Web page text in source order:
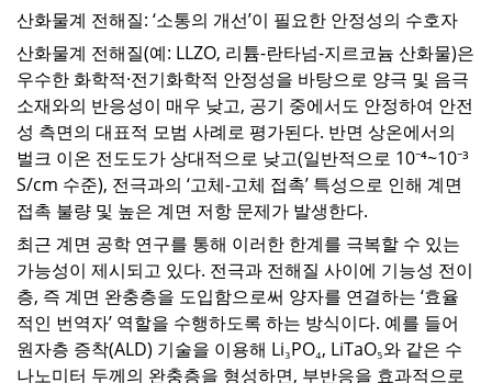
산화물계 전해질: ‘소통의 개선’이 필요한 안정성의 수호자
산화물계 전해질(예: LLZO, 리튬-란타넘-지르코늄 산화물)은
우수한 화학적·전기화학적 안정성을 바탕으로 양극 및 음극
소재와의 반응성이 매우 낮고, 공기 중에서도 안정하여 안전
성 측면의 대표적 모범 사례로 평가된다. 반면 상온에서의
벌크 이온 전도도가 상대적으로 낮고(일반적으로 10⁻⁴~10⁻³
S/cm 수준), 전극과의 ‘고체-고체 접촉’ 특성으로 인해 계면
접촉 불량 및 높은 계면 저항 문제가 발생한다.
최근 계면 공학 연구를 통해 이러한 한계를 극복할 수 있는
가능성이 제시되고 있다. 전극과 전해질 사이에 기능성 전이
층, 즉 계면 완충층을 도입함으로써 양자를 연결하는 ‘효율
적인 번역자’ 역할을 수행하도록 하는 방식이다. 예를 들어
원자층 증착(ALD) 기술을 이용해 Li₃PO₄, LiTaO₅와 같은 수
나노미터 두께의 완충층을 형성하면, 부반응을 효과적으로